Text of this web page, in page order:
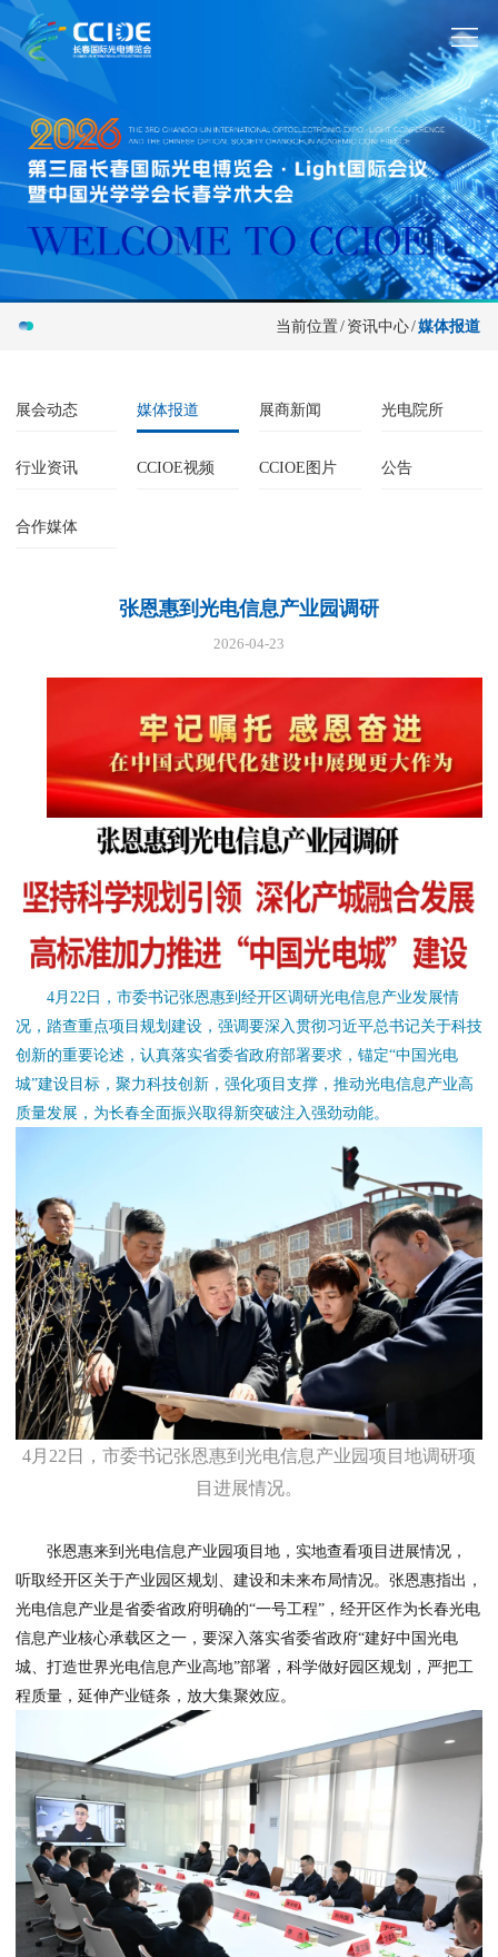
当前位置/资讯中心/媒体报道
展会动态 媒体报道 展商新闻 光电院所
行业资讯 CCIOE视频 CCIOE图片 公告
合作媒体
张恩惠到光电信息产业园调研
2026-04-23
4月22日，市委书记张恩惠到经开区调研光电信息产业发展情
况，踏查重点项目规划建设，强调要深入贯彻习近平总书记关于科技
创新的重要论述，认真落实省委省政府部署要求，锚定“中国光电
城”建设目标，聚力科技创新，强化项目支撑，推动光电信息产业高
质量发展，为长春全面振兴取得新突破注入强劲动能。
4月22日，市委书记张恩惠到光电信息产业园项目地调研项
目进展情况。
张恩惠来到光电信息产业园项目地，实地查看项目进展情况，
听取经开区关于产业园区规划、建设和未来布局情况。张恩惠指出，
光电信息产业是省委省政府明确的“一号工程”，经开区作为长春光电
信息产业核心承载区之一，要深入落实省委省政府“建好中国光电
城、打造世界光电信息产业高地”部署，科学做好园区规划，严把工
程质量，延伸产业链条，放大集聚效应。